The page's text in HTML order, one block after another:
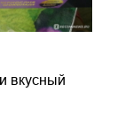
вкусный